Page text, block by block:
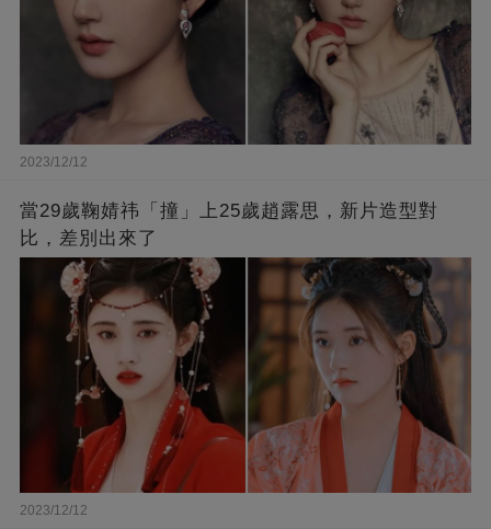
2023/12/12
當29歲鞠婧祎「撞」上25歲趙露思，新片造型對
比，差別出來了
2023/12/12